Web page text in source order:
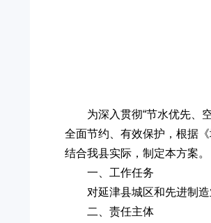
为深入贯彻“节水优先、
全面节约、有效保护，根据
结合我县实际，制定本方案。
一、工作任务
对延津县城区和先进制
二、责任主体